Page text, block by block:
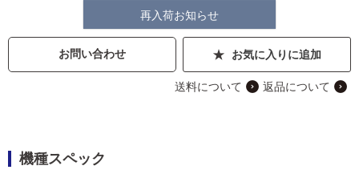
再入荷お知らせ
お問い合わせ お気に入りに追加
送料について 返品について
機種スペック